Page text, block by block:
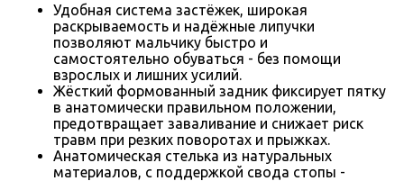
Удобная система застёжек, широкая
раскрываемость и надёжные липучки
позволяют мальчику быстро и
самостоятельно обуваться - без помощи
взрослых и лишних усилий.
Жёсткий формованный задник фиксирует пятку
в анатомически правильном положении,
предотвращает заваливание и снижает риск
травм при резких поворотах и прыжках.
Анатомическая стелька из натуральных
материалов, с поддержкой свода стопы -